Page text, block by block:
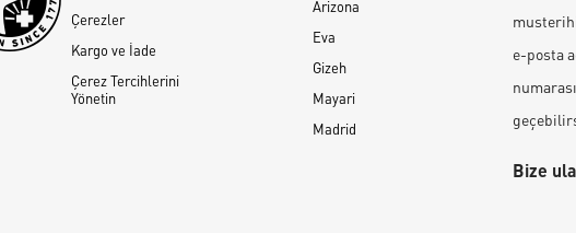
Çerezler
Kargo ve İade
Çerez Tercihlerini
Yönetin
Arizona
Eva
Gizeh
Mayari
Madrid
e-posta
Bize